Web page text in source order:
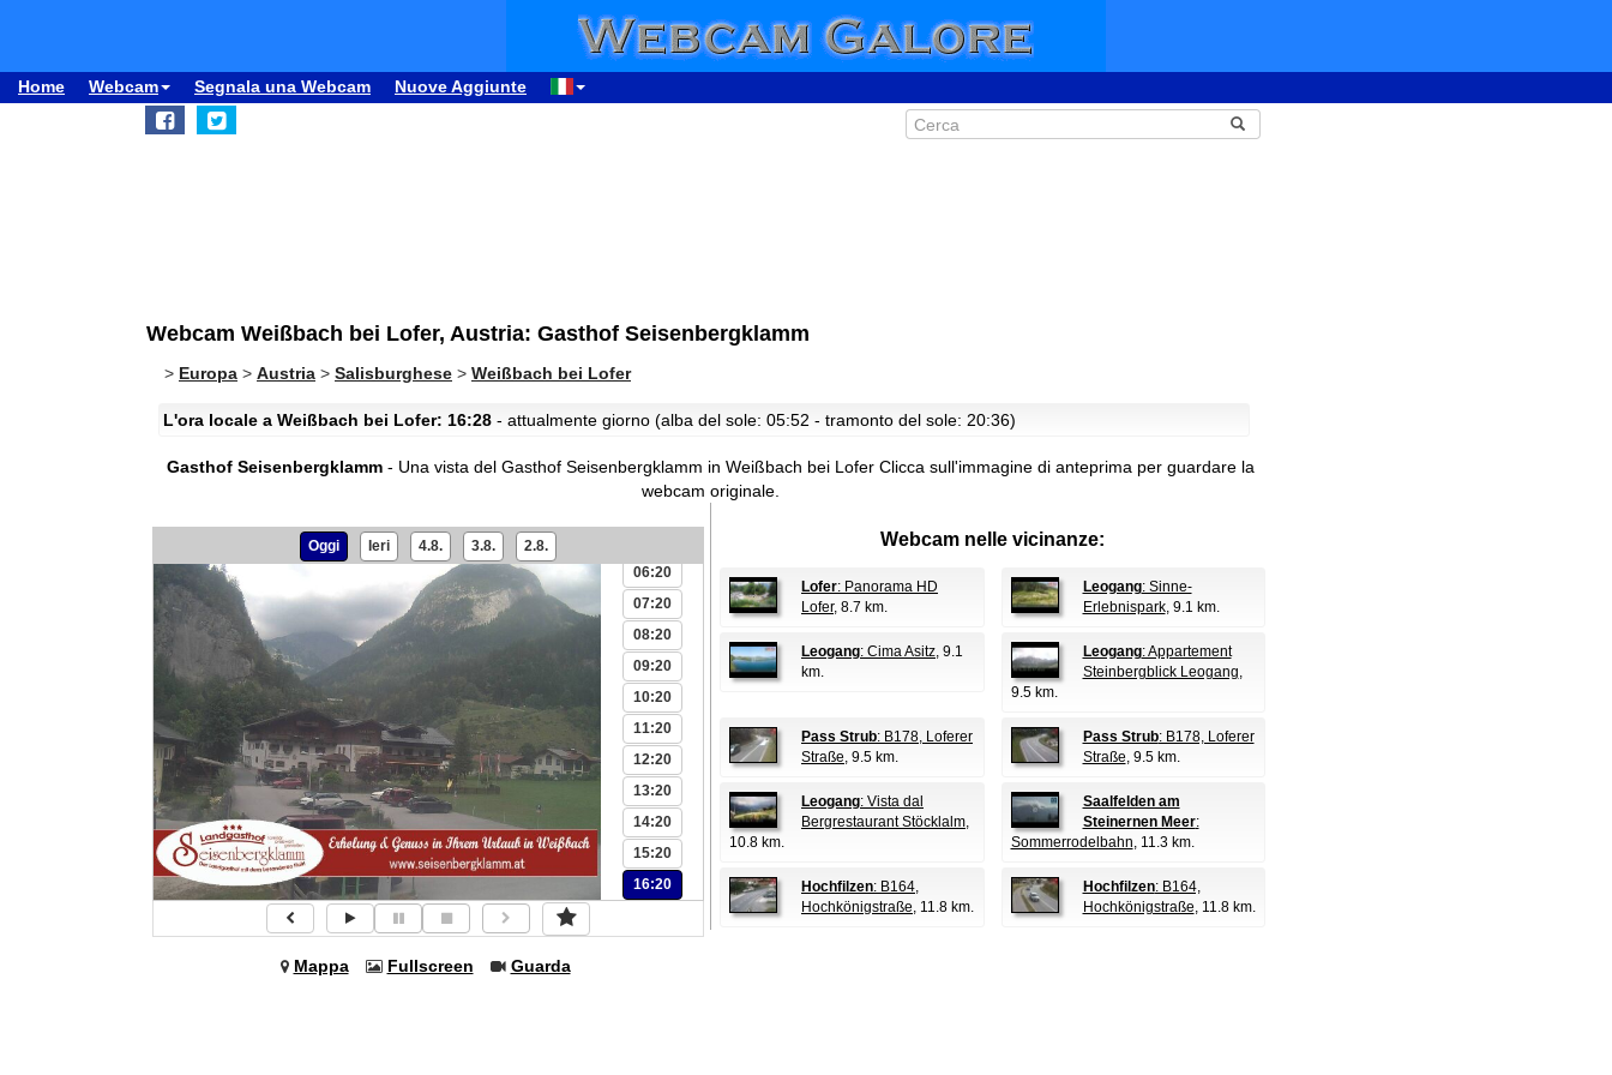
Home Webcam Segnala una Webcam Nuove Aggiunte
Webcam Weißbach bei Lofer, Austria: Gasthof Seisenbergklamm
> Europa > Austria > Salisburghese > Weißbach bei Lofer
L'ora locale a Weißbach bei Lofer: 16:28 - attualmente giorno (alba del sole: 05:52 - tramonto del sole: 20:36)
Gasthof Seisenbergklamm- Una vista del Gasthof Seisenbergklamm in Weißbach bei LoferClicca sull'immagine di anteprima per guardare la
webcam originale.
Oggi Ieri 4.8. 3.8. 2.8.
01:20
03:20
06:20
07:20
08:20
09:20
10:20
11:20
12:20
13:20
14:20
15:20
16:20
Mappa Fullscreen Guarda
Webcam nelle vicinanze:
Lofer: Panorama HD
Lofer, 8.7 km.
Leogang: Sinne-
Erlebnispark, 9.1 km.
Leogang: Cima Asitz, 9.1
km.
Leogang: Appartement
Steinbergblick Leogang,
9.5 km.
Pass Strub: B178, Loferer
Straße, 9.5 km.
Pass Strub: B178, Loferer
Straße, 9.5 km.
Leogang: Vista dal
Bergrestaurant Stöcklalm,
10.8 km.
Saalfelden am
Steinernen Meer:
Sommerrodelbahn, 11.3 km.
Hochfilzen: B164,
Hochkönigstraße, 11.8 km.
Hochfilzen: B164,
Hochkönigstraße, 11.8 km.